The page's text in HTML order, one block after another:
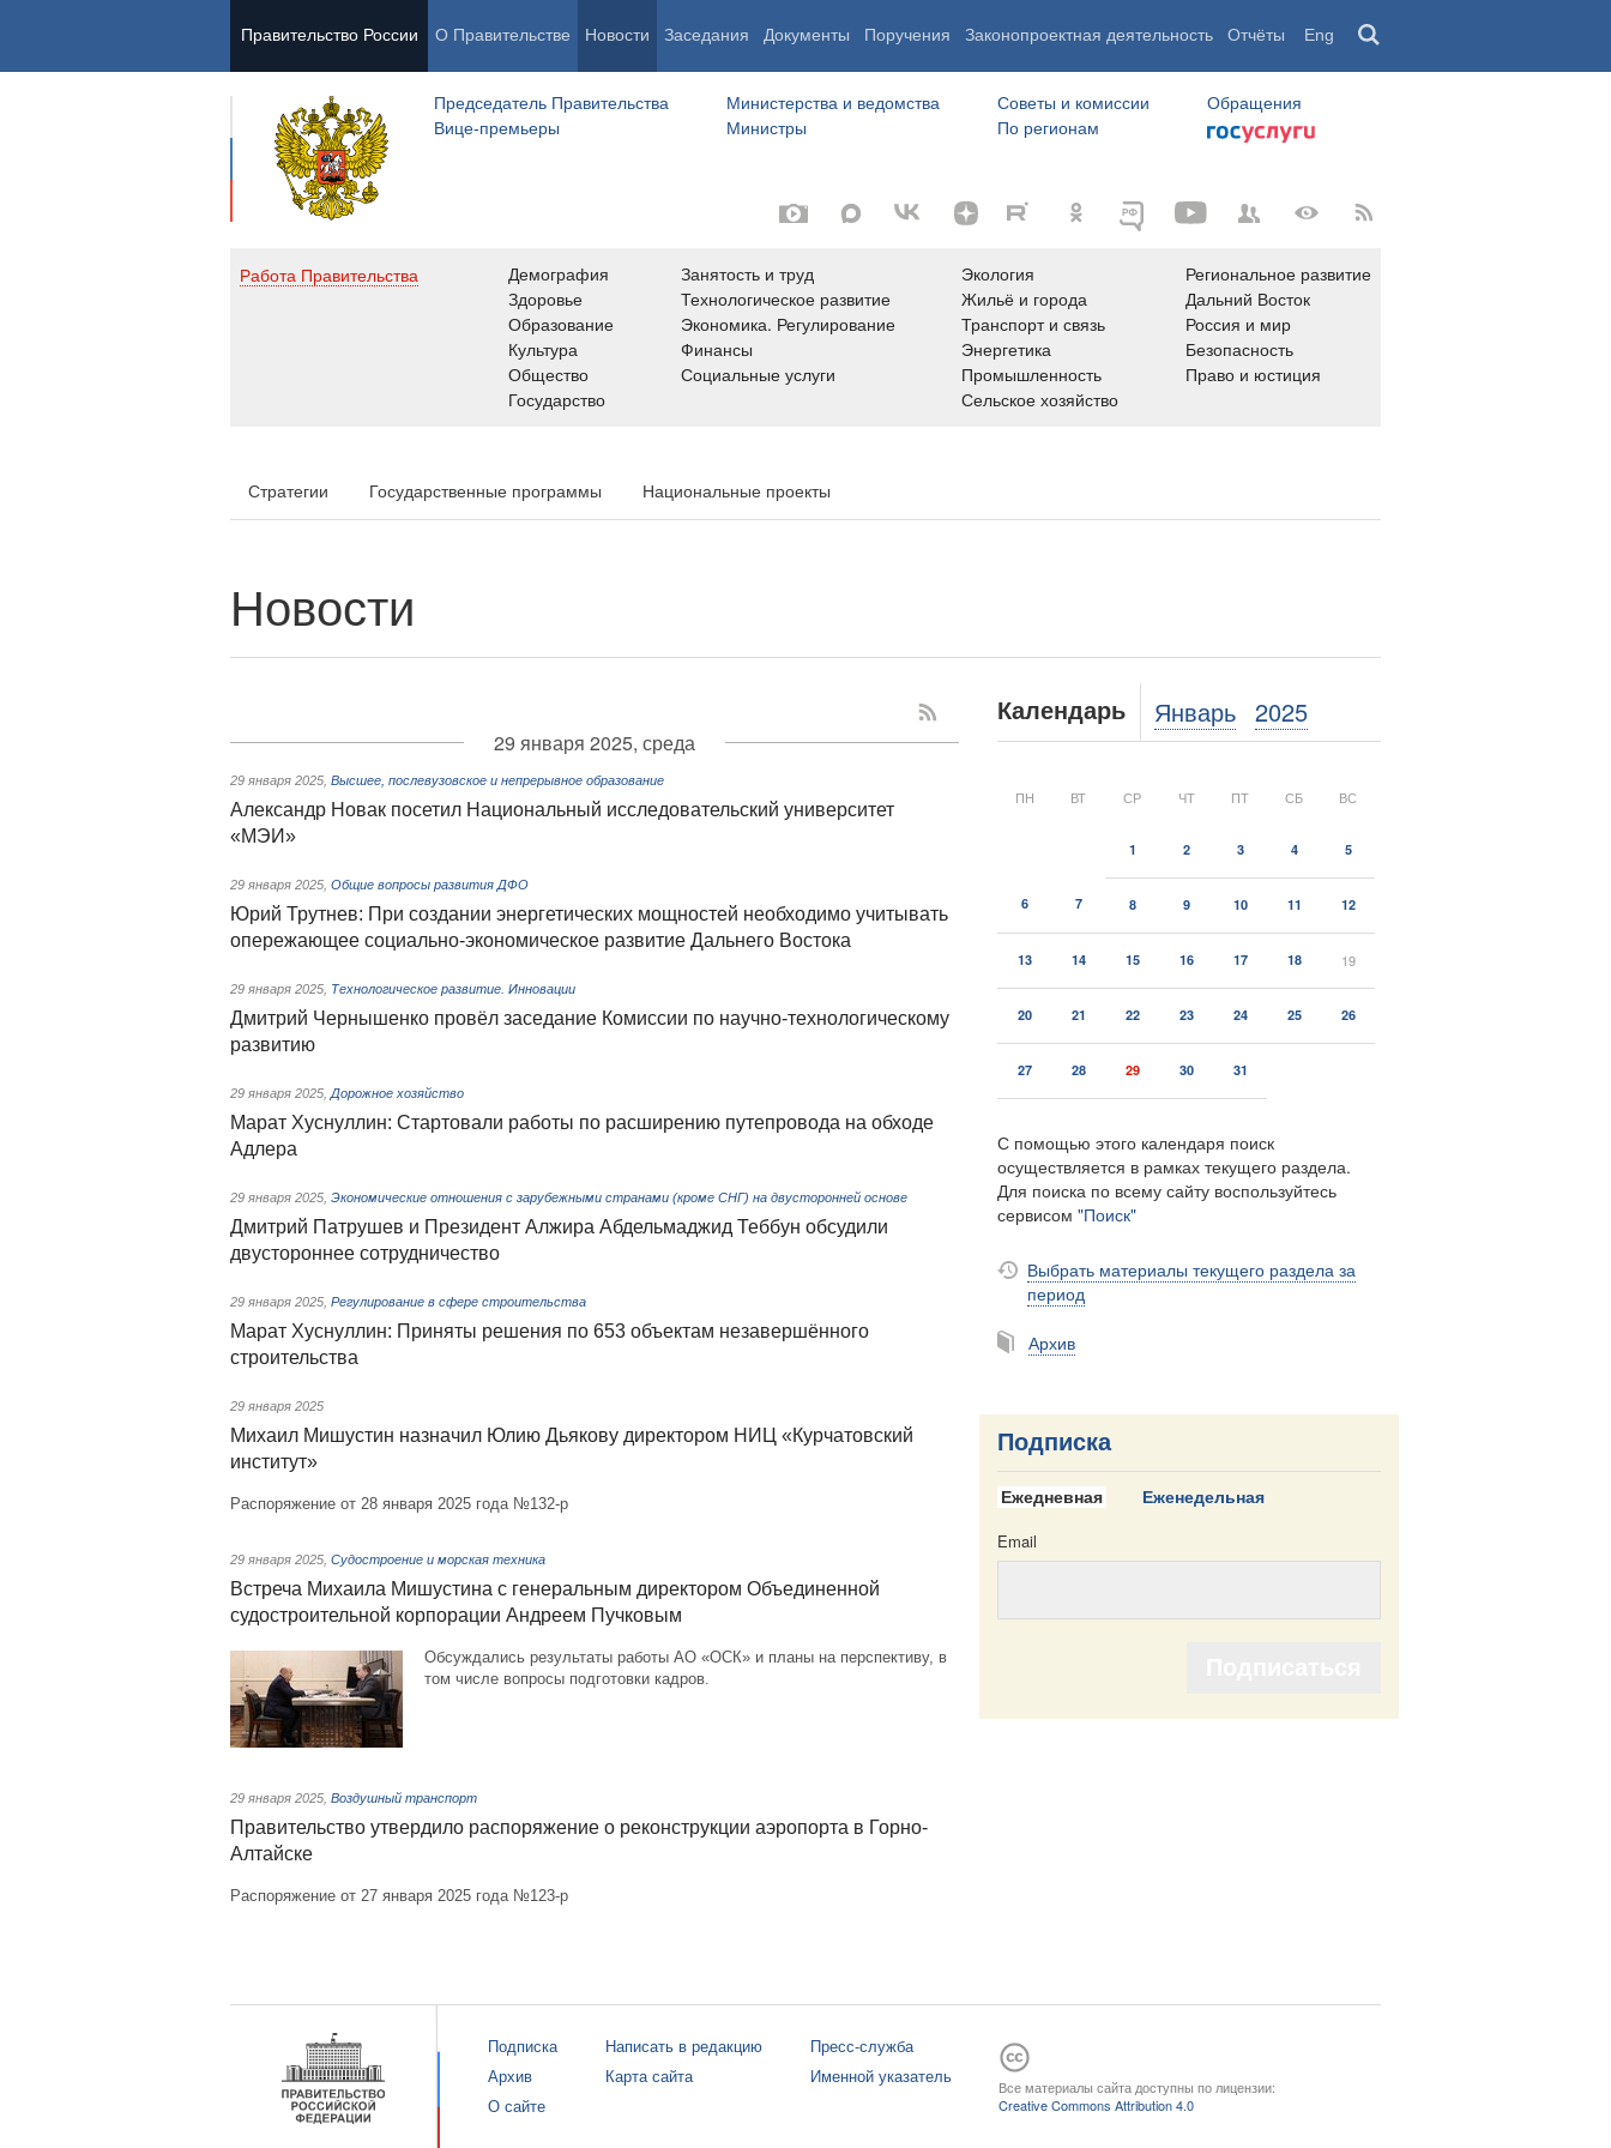
Правительство России О Правительстве Новости Заседания Документы Поручения Законопроектная деятельность Отчёты Eng
Председатель Правительства
Вице-премьеры
Министерства и ведомства
Министры
Советы и комиссии
По регионам
Обращения
Работа Правительства
Демография
Здоровье
Образование
Культура
Общество
Государство
Занятость и труд
Технологическое развитие
Экономика. Регулирование
Финансы
Социальные услуги
Экология
Жильё и города
Транспорт и связь
Энергетика
Промышленность
Сельское хозяйство
Региональное развитие
Дальний Восток
Россия и мир
Безопасность
Право и юстиция
Стратегии Государственные программы Национальные проекты
Новости
29 января 2025, среда
29 января 2025 Высшее, послевузовское и непрерывное образование
Александр Новак посетил Национальный исследовательский университет
«МЭИ»
29 января 2025 Общие вопросы развития ДФО
Юрий Трутнев: При создании энергетических мощностей необходимо учитывать
опережающее социально-экономическое развитие Дальнего Востока
29 января 2025 Технологическое развитие. Инновации
Дмитрий Чернышенко провёл заседание Комиссии по научно-технологическому
развитию
29 января 2025 Дорожное хозяйство
Марат Хуснуллин: Стартовали работы по расширению путепровода на обходе
Адлера
29 января 2025 Экономические отношения с зарубежными странами (кроме СНГ) на двусторонней основе
Дмитрий Патрушев и Президент Алжира Абдельмаджид Теббун обсудили
двустороннее сотрудничество
29 января 2025 Регулирование в сфере строительства
Марат Хуснуллин: Приняты решения по 653 объектам незавершённого
строительства
29 января 2025
Михаил Мишустин назначил Юлию Дьякову директором НИЦ «Курчатовский
институт»
Распоряжение от 28 января 2025 года №132-р
29 января 2025 Судостроение и морская техника
Встреча Михаила Мишустина с генеральным директором Объединенной
судостроительной корпорации Андреем Пучковым
Обсуждались результаты работы АО «ОСК» и планы на перспективу, в
том числе вопросы подготовки кадров.
29 января 2025 Воздушный транспорт
Правительство утвердило распоряжение о реконструкции аэропорта в Горно-
Алтайске
Распоряжение от 27 января 2025 года №123-р
Календарь Январь 2025
ПН ВТ СР ЧТ ПТ СБ ВС
1 2 3 4 5
6 7 8 9 10 11 12
13 14 15 16 17 18 19
20 21 22 23 24 25 26
27 28 29 30 31
С помощью этого календаря поиск
осуществляется в рамках текущего раздела.
Для поиска по всему сайту воспользуйтесь
сервисом "Поиск"
Выбрать материалы текущего раздела за
период
Архив
Подписка
Ежедневная Еженедельная
Email
Подписка
Архив
О сайте
Написать в редакцию
Карта сайта
Пресс-служба
Именной указатель
Все материалы сайта доступны по лицензии:
Creative Commons Attribution 4.0